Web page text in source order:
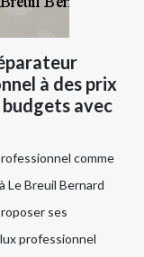
à des prix
budgets avec
comme
Le Breuil Bernard
ses
professionnel